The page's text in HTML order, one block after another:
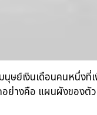
ษย์เงินเดือนคนหนึ่ง
างคือ แผนผังของตั